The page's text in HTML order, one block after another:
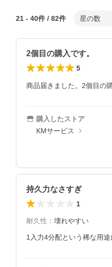
21 - 40件 / 82件 星の数
2個目の購入です。
5
商品届きました。2個目の
購入したストア
KMサービス
持久力なさすぎ
1
耐久性 ： 壊れやすい
1入力4分配という稀な用